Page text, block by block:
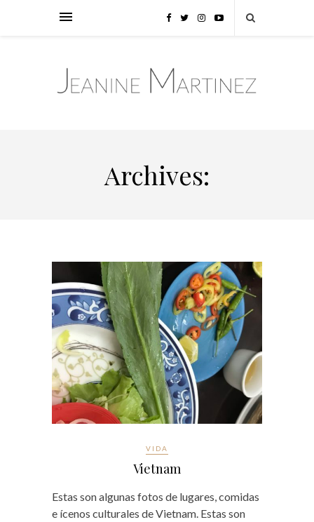
Archives:
VIDA
Vietnam
Estas son algunas fotos de lugares, comidas
e ícenos culturales de Vietnam. Estas son